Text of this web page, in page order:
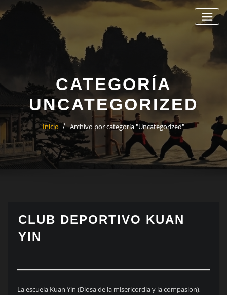
Saltar
al
CATEGORÍA
UNCATEGORIZED
Inicio Archivo por categoría "Uncategorized"
CLUB DEPORTIVO KUAN
YIN
La escuela Kuan Yin (Diosa de la misericordia y la compasion),